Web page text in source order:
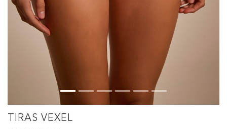
TIRAS VEXEL